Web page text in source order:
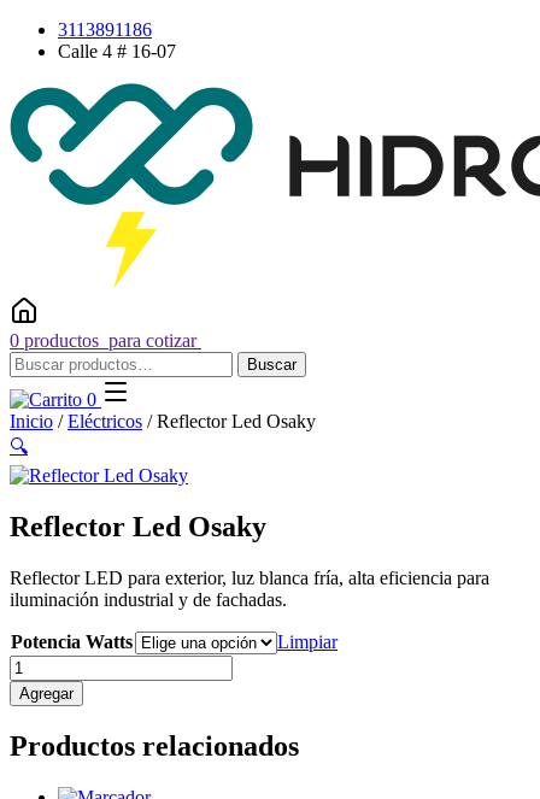
Saltar
3113891186
Calle 4 # 16-07
0 productos para cotizar
Buscar
por:
Buscar
0
Inicio /Eléctricos / Reflector Led Osaky
🔍
Reflector Led Osaky
Reflector LED para exterior, luz blanca fría, alta eficiencia para
iluminación industrial y de fachadas.
Potencia Watts
Limpiar
Reflector
Led
Osaky
Agregar
Productos relacionados